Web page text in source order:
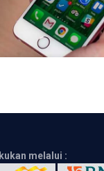
melalui :